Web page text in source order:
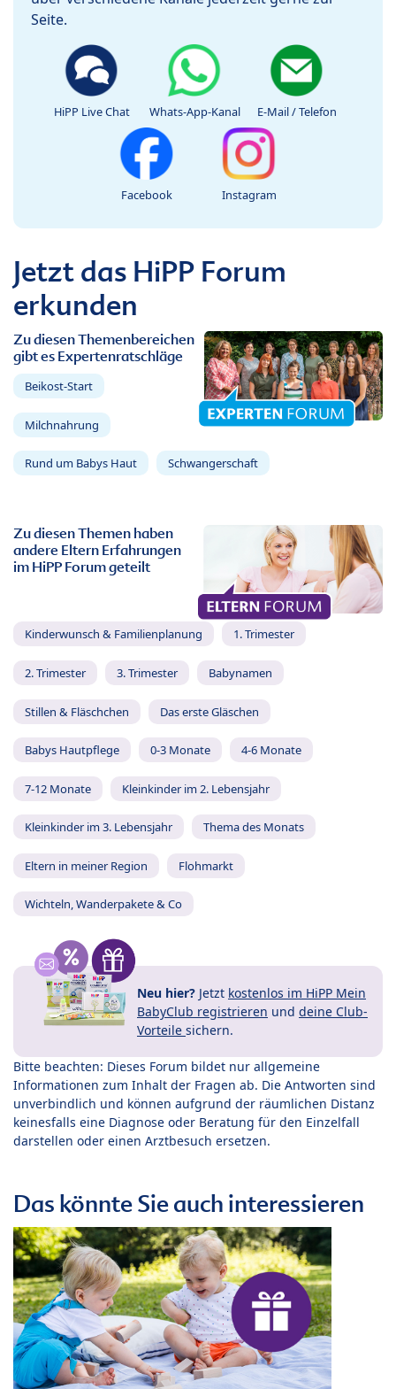
Seite.
HiPP Live Chat Whats-App-Kanal E-Mail / Telefon
Facebook Instagram
Jetzt das HiPP Forum
erkunden
Zu diesen Themenbereichen
gibt es Expertenratschläge
Beikost-Start
Milchnahrung
Rund um Babys Haut Schwangerschaft
Zu diesen Themen haben
andere Eltern Erfahrungen
im HiPP Forum geteilt
Kinderwunsch & Familienplanung 1. Trimester
2. Trimester 3. Trimester Babynamen
Stillen & Fläschchen Das erste Gläschen
Babys Hautpflege 0-3 Monate 4-6 Monate
7-12 Monate Kleinkinder im 2. Lebensjahr
Kleinkinder im 3. Lebensjahr Thema des Monats
Eltern in meiner Region Flohmarkt
Wichteln, Wanderpakete & Co
Neu hier? Jetzt kostenlos im HiPP Mein
BabyClub registrieren und deine Club-
Vorteile sichern.
Bitte beachten: Dieses Forum bildet nur allgemeine
Informationen zum Inhalt der Fragen ab. Die Antworten sind
unverbindlich und können aufgrund der räumlichen Distanz
keinesfalls eine Diagnose oder Beratung für den Einzelfall
darstellen oder einen Arztbesuch ersetzen.
Das könnte Sie auch interessieren